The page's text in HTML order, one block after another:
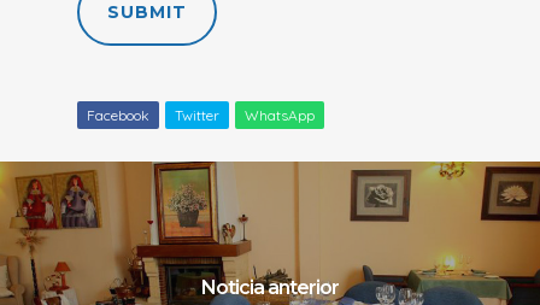
SUBMIT
Facebook Twitter WhatsApp
Noticia anterior